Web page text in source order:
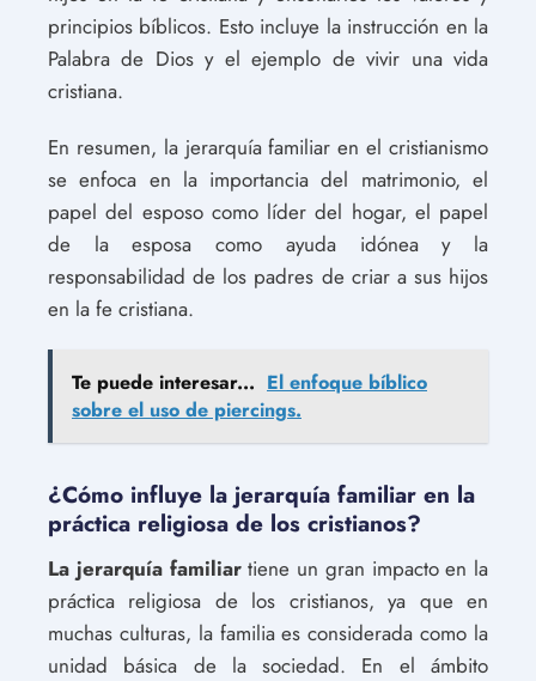
principios bíblicos. Esto incluye la instrucción en la
Palabra de Dios y el ejemplo de vivir una vida
cristiana.
En resumen, la jerarquía familiar en el cristianismo
se enfoca en la importancia del matrimonio, el
papel del esposo como líder del hogar, el papel
de la esposa como ayuda idónea y la
responsabilidad de los padres de criar a sus hijos
en la fe cristiana.
Te puede interesar... El enfoque bíblico
sobre el uso de piercings.
¿Cómo influye la jerarquía familiar en la
práctica religiosa de los cristianos?
La jerarquía familiartiene un gran impacto en la
práctica religiosa de los cristianos, ya que en
muchas culturas, la familia es considerada como la
unidad básica de la sociedad. En el ámbito